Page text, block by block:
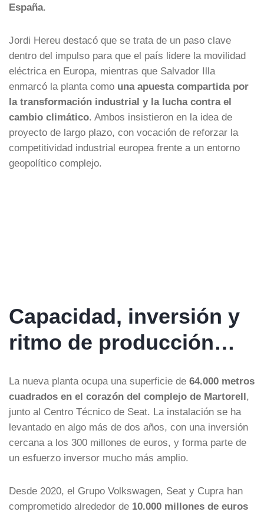
España.
Jordi Hereu destacó que se trata de un paso clave
dentro del impulso para que el país lidere la movilidad
eléctrica en Europa, mientras que Salvador Illa
enmarcó la planta como una apuesta compartida por
la transformación industrial y la lucha contra el
cambio climático. Ambos insistieron en la idea de
proyecto de largo plazo, con vocación de reforzar la
competitividad industrial europea frente a un entorno
geopolítico complejo.
Capacidad, inversión y
ritmo de producción…
La nueva planta ocupa una superficie de 64.000 metros
cuadrados en el corazón del complejo de Martorell,
junto al Centro Técnico de Seat. La instalación se ha
levantado en algo más de dos años, con una inversión
cercana a los 300 millones de euros, y forma parte de
un esfuerzo inversor mucho más amplio.
Desde 2020, el Grupo Volkswagen, Seat y Cupra han
comprometido alrededor de 10.000 millones de euros